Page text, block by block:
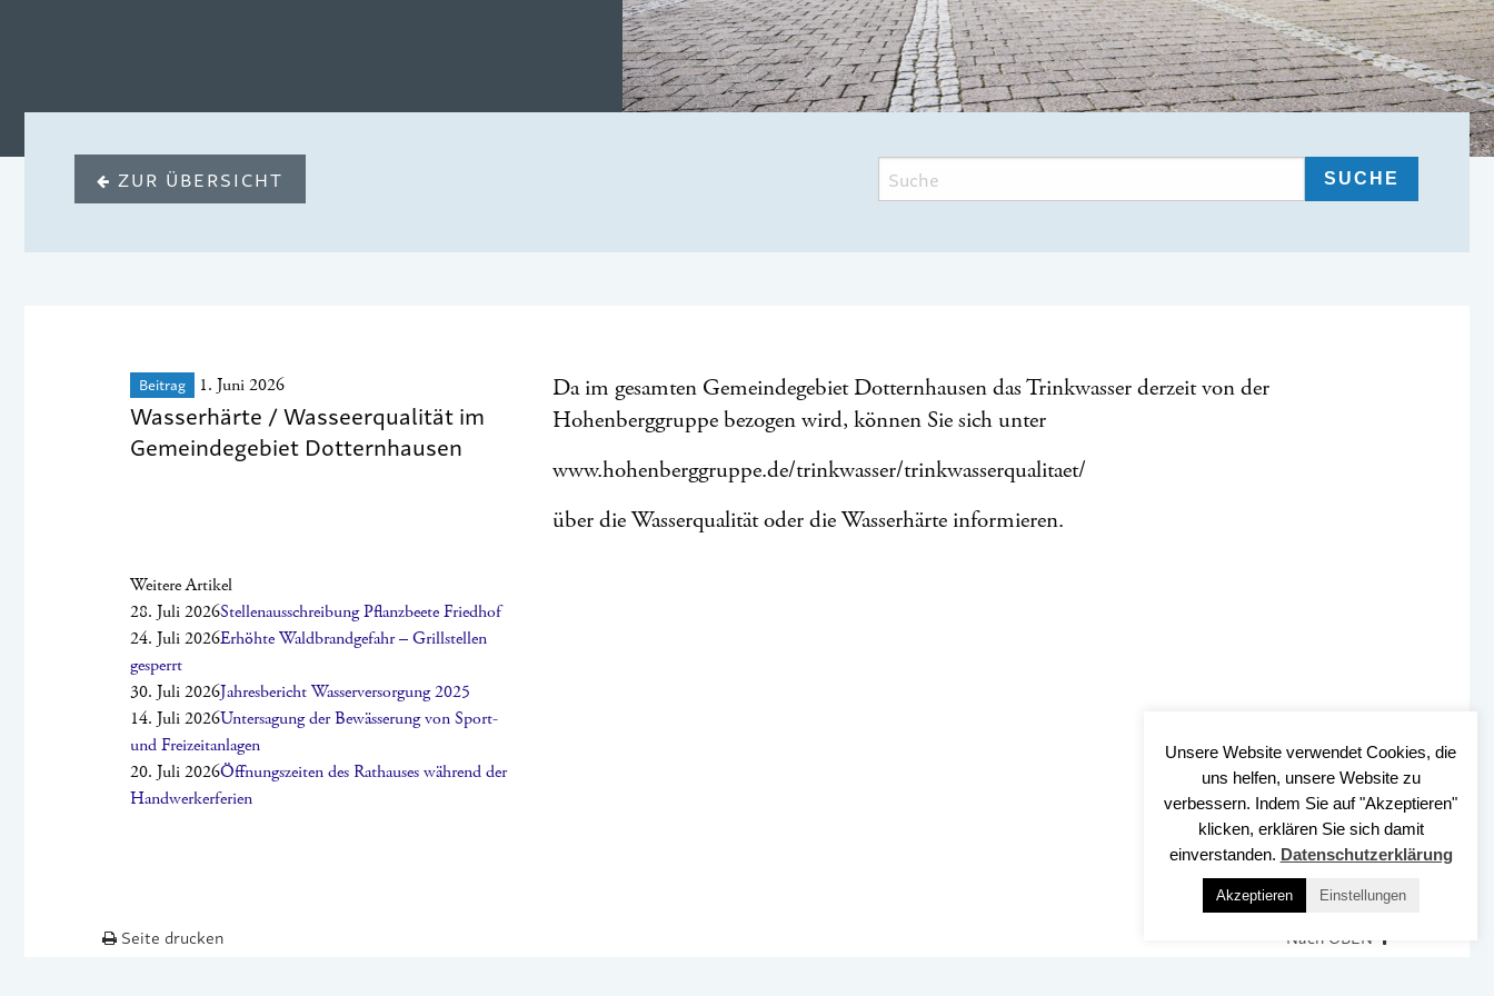
ZUR ÜBERSICHT
Beitrag 1. Juni 2026
Wasserhärte / Wasseerqualität im
Gemeindegebiet Dotternhausen
Weitere Artikel
28. Juli 2026Stellenausschreibung Pflanzbeete Friedhof
24. Juli 2026Erhöhte Waldbrandgefahr – Grillstellen
gesperrt
30. Juli 2026Jahresbericht Wasserversorgung 2025
14. Juli 2026Untersagung der Bewässerung von Sport-
und Freizeitanlagen
20. Juli 2026Öffnungszeiten des Rathauses während der
Handwerkerferien
Da im gesamten Gemeindegebiet Dotternhausen das Trinkwasser derzeit von der
Hohenberggruppe bezogen wird, können Sie sich unter
www.hohenberggruppe.de/trinkwasser/trinkwasserqualitaet/
über die Wasserqualität oder die Wasserhärte informieren.
Seite drucken Nach OBEN
Unsere Website verwendet Cookies, die
uns helfen, unsere Website zu
verbessern. Indem Sie auf "Akzeptieren"
klicken, erklären Sie sich damit
einverstanden. Datenschutzerklärung
Akzeptieren Einstellungen